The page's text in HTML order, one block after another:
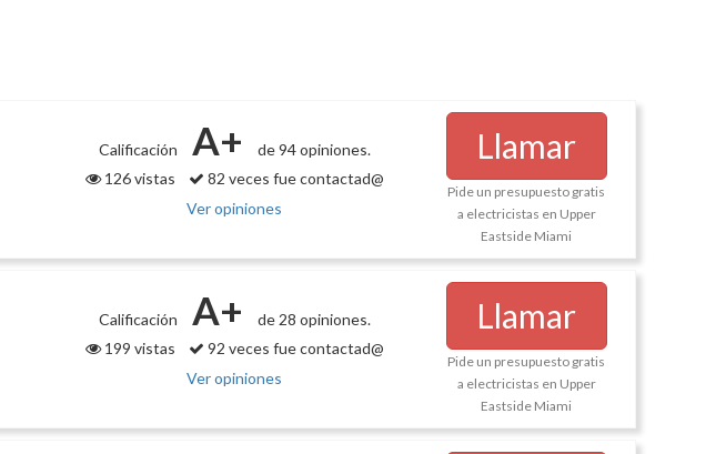
Calificación A+
de 94 opiniones.
126 vistas
82 veces fue contactad@
Ver opiniones
Llamar
Pide un presupuesto gratis
a electricistas en Upper
Eastside Miami
Calificación A+
de 28 opiniones.
199 vistas
92 veces fue contactad@
Ver opiniones
Llamar
Pide un presupuesto gratis
a electricistas en Upper
Eastside Miami